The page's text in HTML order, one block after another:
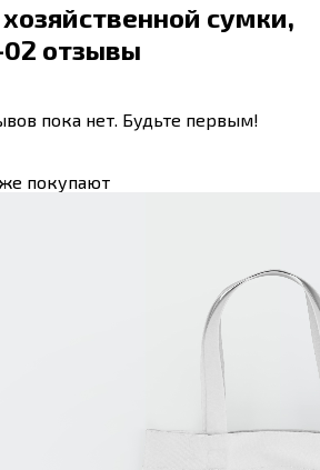
сумки,
отзывы
пока нет. Будьте первым!
покупают